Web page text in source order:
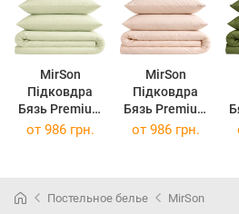
MirSon
Підковдра
Бязь Premium
12-0525
MirSon
Підковдра
Бязь Premium
12-0712
от 986 грн. от 986 грн.
Постельное белье MirSon